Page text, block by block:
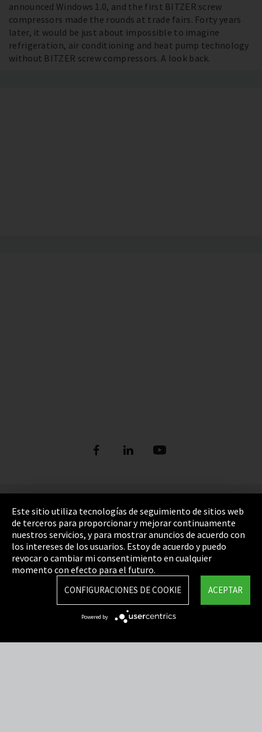
announced Windows 1.0, and the first BITZER screw
compressors made the rounds at trade fairs. Forty years
later, it would be just about impossible to imagine
refrigeration, air conditioning and heat pump technology
without BITZER screw compressors. A look back.
Pie de imprenta
Política de privacidad
Cookie Settings
Términos y Condiciones
Mapa del sitio
Integrity Line
Este sitio utiliza tecnologías de seguimiento de sitios web
de terceros para proporcionar y mejorar continuamente
nuestros servicios, y para mostrar anuncios de acuerdo con
los intereses de los usuarios. Estoy de acuerdo y puedo
revocar o cambiar mi consentimiento en cualquier
momento con efecto para el futuro.
ACEPTAR
CONFIGURACIONES DE COOKIE
Powered by